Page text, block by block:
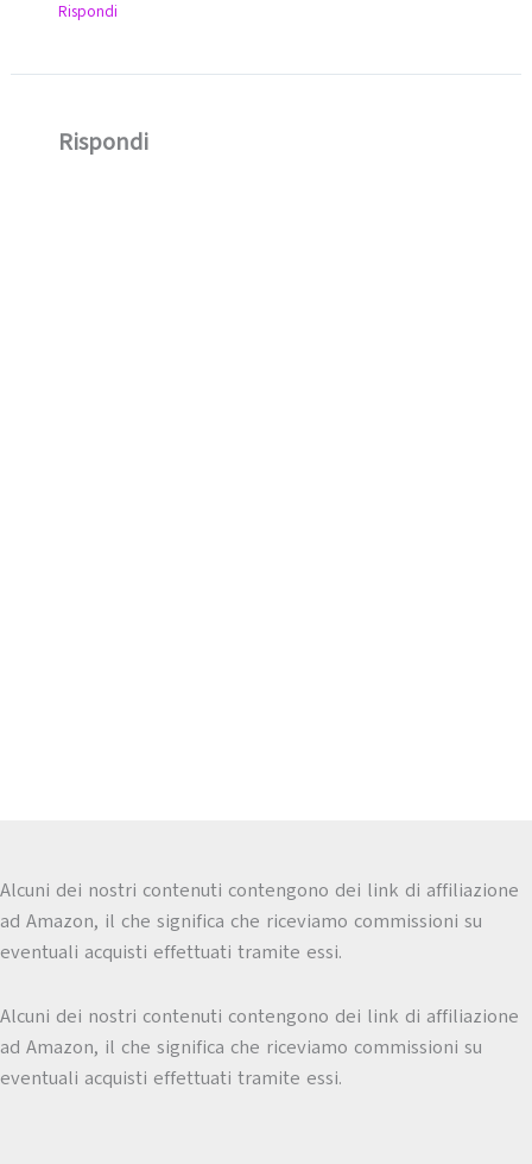
Rispondi
Rispondi
Alcuni dei nostri contenuti contengono dei link di affiliazione
ad Amazon, il che significa che riceviamo commissioni su
eventuali acquisti effettuati tramite essi.
Alcuni dei nostri contenuti contengono dei link di affiliazione
ad Amazon, il che significa che riceviamo commissioni su
eventuali acquisti effettuati tramite essi.